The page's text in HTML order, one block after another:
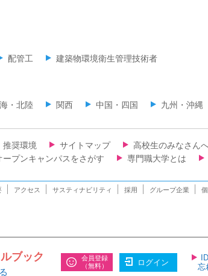
配管工 建築物環境衛生管理技術者
・北陸 関西 中国・四国 九州・沖縄
推奨環境 サイトマップ 高校生のみなさん
ープンキャンパスをさがす 専門職大学とは
アクセス サスティナビリティ 採用 グループ企業
ブック
会員登録
（無料）
ログイン
忘